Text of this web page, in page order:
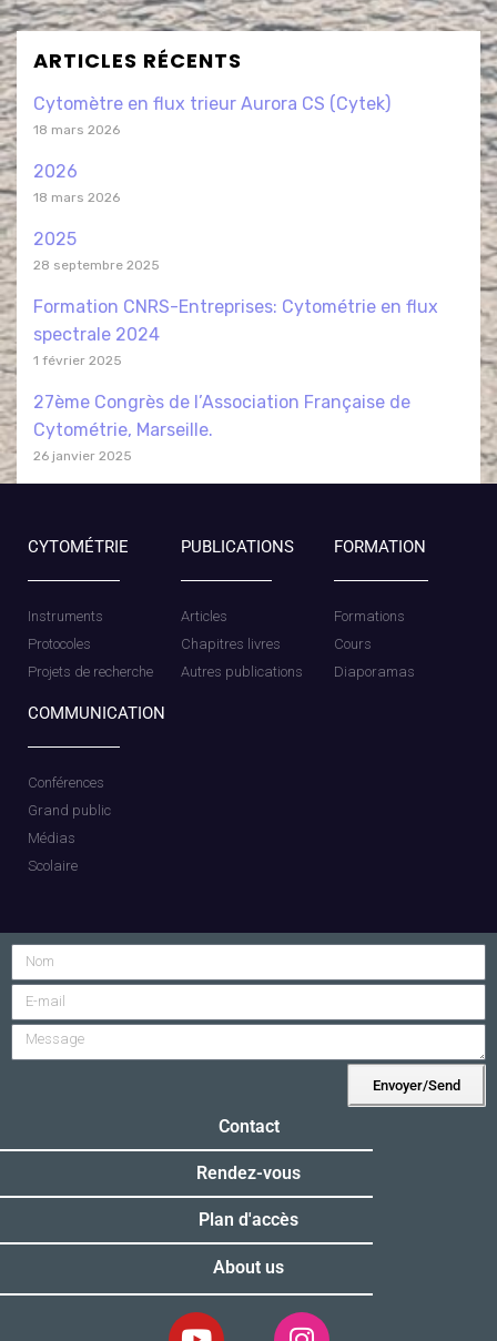
ARTICLES RÉCENTS
Cytomètre en flux trieur Aurora CS (Cytek)
18 mars 2026
2026
18 mars 2026
2025
28 septembre 2025
Formation CNRS-Entreprises: Cytométrie en flux
spectrale 2024
1 février 2025
27ème Congrès de l’Association Française de
Cytométrie, Marseille.
26 janvier 2025
CYTOMÉTRIE
Instruments
Protocoles
Projets de recherche
PUBLICATIONS
Articles
Chapitres livres
Autres publications
FORMATION
Formations
Cours
Diaporamas
COMMUNICATION
Conférences
Grand public
Médias
Scolaire
Contact
Rendez-vous
Plan d'accès
About us
Envoyer/Send
Alternative: